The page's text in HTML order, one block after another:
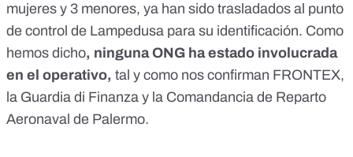
mujeres y 3 menores, ya han sido trasladados al punto
de control de Lampedusa para su identificación. Como
hemos dicho, ninguna ONG ha estado involucrada
en el operativo, tal y como nos confirman FRONTEX,
la Guardia di Finanza y la Comandancia de Reparto
Aeronaval de Palermo.